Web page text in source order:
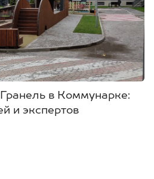
в Коммунарке:
и экспертов